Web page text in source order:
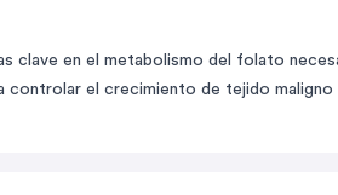
clave en el metabolismo del folato
el crecimiento de tejido